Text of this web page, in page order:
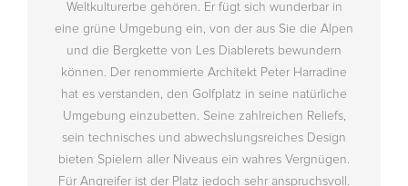
Weltkulturerbe gehören. Er fügt sich wunderbar in
eine grüne Umgebung ein, von der aus Sie die Alpen
und die Bergkette von Les Diablerets bewundern
können. Der renommierte Architekt Peter Harradine
hat es verstanden, den Golfplatz in seine natürliche
Umgebung einzubetten. Seine zahlreichen Reliefs,
sein technisches und abwechslungsreiches Design
bieten Spielern aller Niveaus ein wahres Vergnügen.
Für Angreifer ist der Platz jedoch sehr anspruchsvoll.